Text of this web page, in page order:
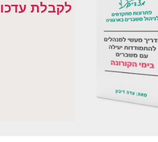
לקבלת